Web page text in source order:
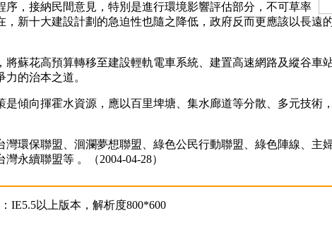
，接納民間意見，特別是進行環境影響評估部分，不可草率
新十大建設計劃的急迫性也隨之降低，政府反而更應該以長遠
花高預算轉移至建設輕軌電車系統、建置高速網路及縱谷車
的治本之道。
向揮霍水資源，應以百里埤塘、集水廊道等分散、多元技術
保聯盟、洄瀾夢想聯盟、綠色公民行動聯盟、綠色陣線、主
永續聯盟等 。（2004-04-28）
IE5.5以上版本，解析度800*600